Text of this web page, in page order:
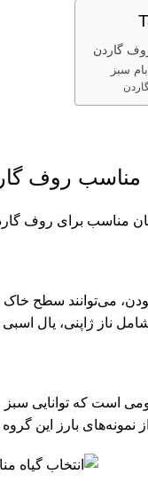
گاردن
سبز
مناسب روف
مناسب برای روف
بودن، می‌توانند سطح
ناز ژاپنی، یال اسبی
است که توانایی
نمونه‌های بارز این